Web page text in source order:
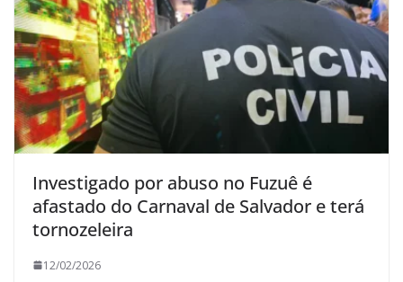
Investigado por abuso no Fuzuê é
afastado do Carnaval de Salvador e terá
tornozeleira
12/02/2026